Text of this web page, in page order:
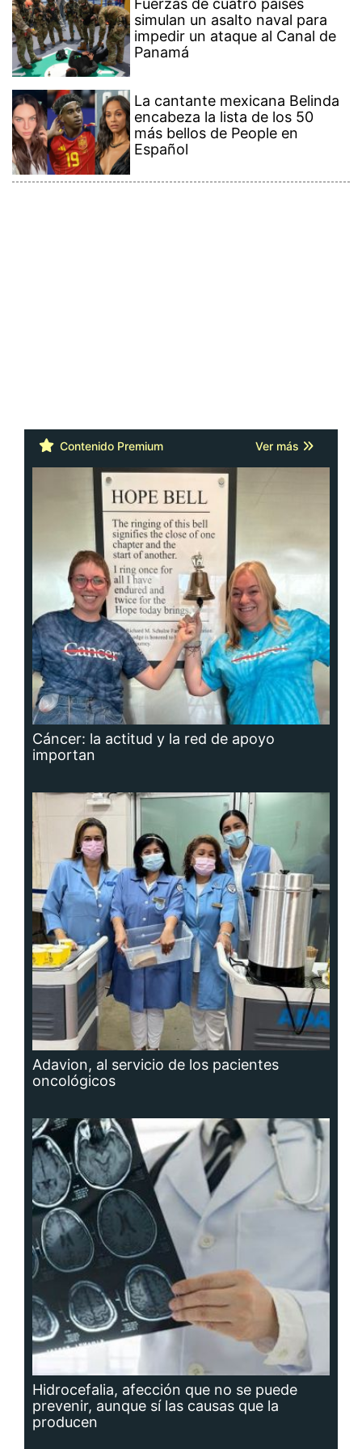
simulan un asalto naval para
impedir un ataque al Canal de
Panamá
La cantante mexicana Belinda
encabeza la lista de los 50
más bellos de People en
Español
Contenido Premium Ver más
Cáncer: la actitud y la red de apoyo
importan
Adavion, al servicio de los pacientes
oncológicos
Hidrocefalia, afección que no se puede
prevenir, aunque sí las causas que la
producen